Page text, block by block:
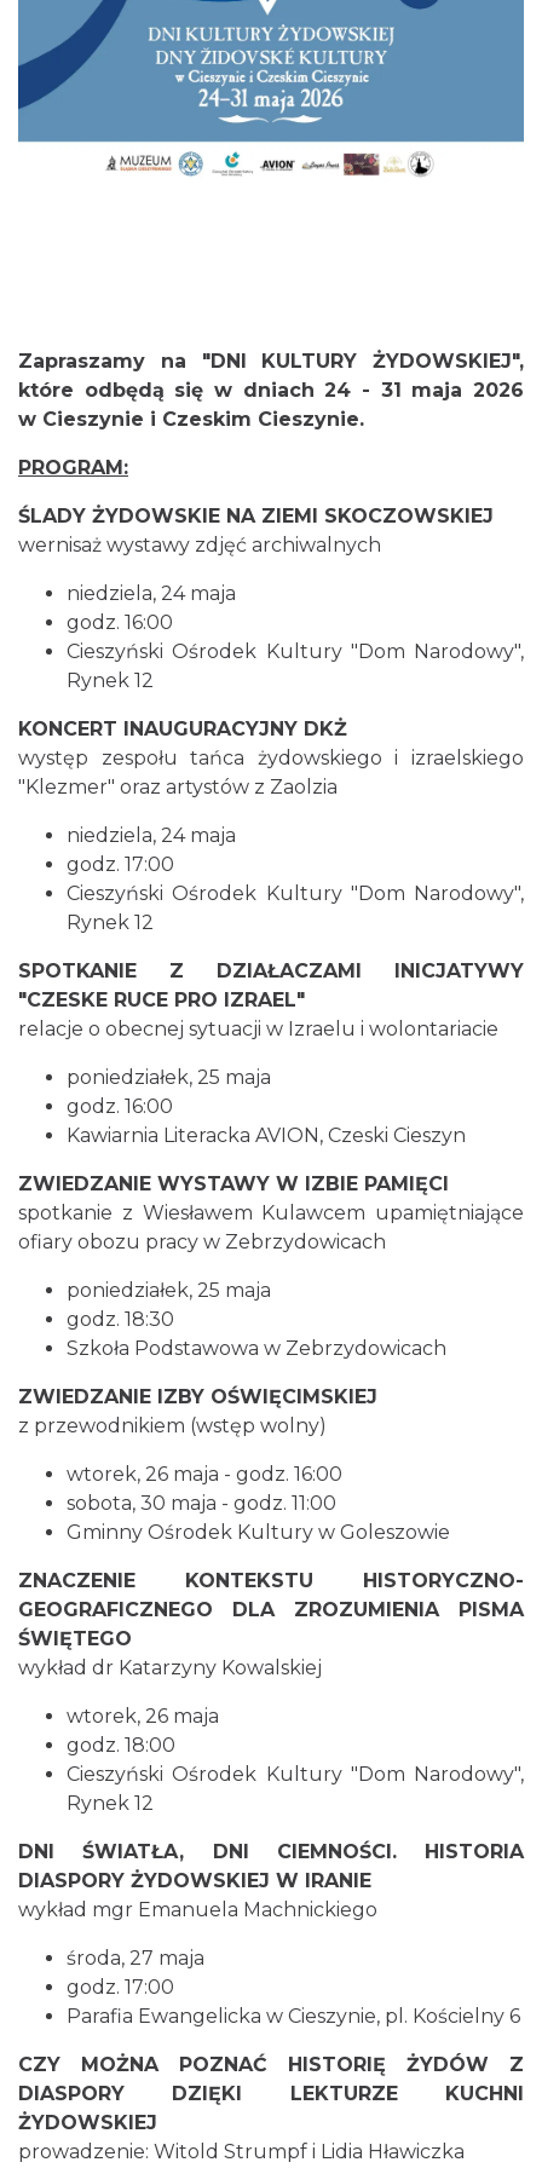
Towarzystwa Fotograficznego
Cieszyn
1.60 km
Cieszyn
1.62 km
Cieszyn
Cieszyn
1.65 km
Cieszyn
Cieszyn
1.65 km
2026-08-09
1.66 km
Zapraszamy na "DNI KULTURY ŻYDOWSKIEJ",
które odbędą się w dniach 24 - 31 maja 2026
w Cieszynie i Czeskim Cieszynie.
PROGRAM:
ŚLADY ŻYDOWSKIE NA ZIEMI SKOCZOWSKIEJ
wernisaż wystawy zdjęć archiwalnych
niedziela, 24 maja
godz. 16:00
Cieszyński Ośrodek Kultury "Dom Narodowy",
Rynek 12
KONCERT INAUGURACYJNY DKŻ
występ zespołu tańca żydowskiego i izraelskiego
"Klezmer" oraz artystów z Zaolzia
niedziela, 24 maja
godz. 17:00
Cieszyński Ośrodek Kultury "Dom Narodowy",
Rynek 12
SPOTKANIE Z DZIAŁACZAMI INICJATYWY
"CZESKE RUCE PRO IZRAEL"
relacje o obecnej sytuacji w Izraelu i wolontariacie
poniedziałek, 25 maja
godz. 16:00
Kawiarnia Literacka AVION, Czeski Cieszyn
ZWIEDZANIE WYSTAWY W IZBIE PAMIĘCI
spotkanie z Wiesławem Kulawcem upamiętniające
ofiary obozu pracy w Zebrzydowicach
poniedziałek, 25 maja
godz. 18:30
Szkoła Podstawowa w Zebrzydowicach
ZWIEDZANIE IZBY OŚWIĘCIMSKIEJ
z przewodnikiem (wstęp wolny)
wtorek, 26 maja - godz. 16:00
sobota, 30 maja - godz. 11:00
Gminny Ośrodek Kultury w Goleszowie
ZNACZENIE KONTEKSTU HISTORYCZNO-
GEOGRAFICZNEGO DLA ZROZUMIENIA PISMA
ŚWIĘTEGO
wykład dr Katarzyny Kowalskiej
wtorek, 26 maja
godz. 18:00
Cieszyński Ośrodek Kultury "Dom Narodowy",
Rynek 12
DNI ŚWIATŁA, DNI CIEMNOŚCI. HISTORIA
DIASPORY ŻYDOWSKIEJ W IRANIE
wykład mgr Emanuela Machnickiego
środa, 27 maja
godz. 17:00
Parafia Ewangelicka w Cieszynie, pl. Kościelny 6
CZY MOŻNA POZNAĆ HISTORIĘ ŻYDÓW Z
DIASPORY DZIĘKI LEKTURZE KUCHNI
ŻYDOWSKIEJ
prowadzenie: Witold Strumpf i Lidia Hławiczka